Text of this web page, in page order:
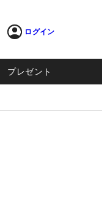
ログイン
プレゼント